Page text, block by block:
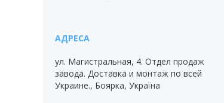
ул. Магистральная, 4. Отдел продаж
завода. Доставка и монтаж по всей
Украине., Боярка, Україна